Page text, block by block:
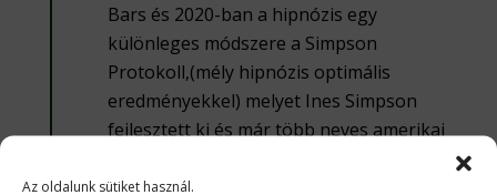
Az oldalunk sütiket használ.
Bars és 2020-ban a hipnózis egy
különleges módszere a Simpson
Protokoll,(mély hipnózis optimális
eredményekkel) melyet Ines Simpson
fejlesztett ki és már több neves amerikai
hatékonyságáról. Ezenkívül elvégeztem